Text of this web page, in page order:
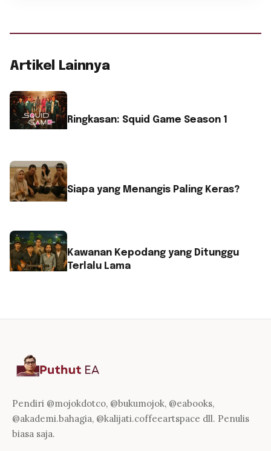
Artikel Lainnya
Ringkasan: Squid Game Season 1
Siapa yang Menangis Paling Keras?
Kawanan Kepodang yang Ditunggu
Terlalu Lama
Pendiri @mojokdotco, @bukumojok, @eabooks,
@akademi.bahagia, @kalijati.coffeeartspace dll. Penulis
biasa saja.